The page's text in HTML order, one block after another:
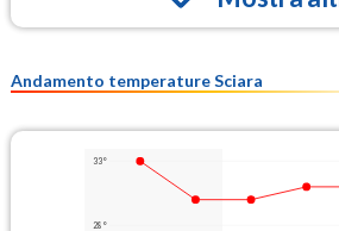
Andamento temperature Sciara
33°
28°